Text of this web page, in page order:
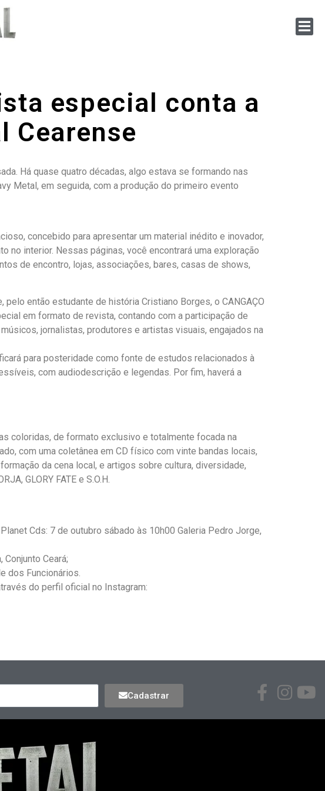
especial conta a
Cearense
Há quase quatro décadas, algo estava se formando nas
Metal, em seguida, com a produção do primeiro evento
concebido para apresentar um material inédito e inovador,
no interior. Nessas páginas, você encontrará uma exploração
de encontro, lojas, associações, bares, casas de shows,
então estudante de história Cristiano Borges, o CANGAÇO
em formato de revista, contando com a participação de
jornalistas, produtores e artistas visuais, engajados na
para posteridade como fonte de estudos relacionados à
com audiodescrição e legendas. Por fim, haverá a
coloridas, de formato exclusivo e totalmente focada na
com uma coletânea em CD físico com vinte bandas locais,
da cena local, e artigos sobre cultura, diversidade,
GLORY FATE e S.O.H.
Cds: 7 de outubro sábado às 10h00 Galeria Pedro Jorge,
Ceará;
dos Funcionários.
do perfil oficial no Instagram:
Cadastrar